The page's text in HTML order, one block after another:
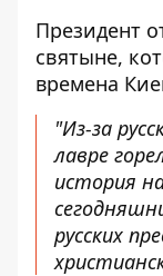
Президент
святыне,
времена
"Из-за
лавре
история
русских